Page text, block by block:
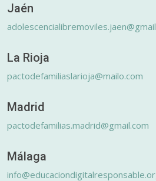
Jaén
La Rioja
pactodefamiliaslarioja@mailo.com
Madrid
pactodefamilias.madrid@gmail.com
Málaga